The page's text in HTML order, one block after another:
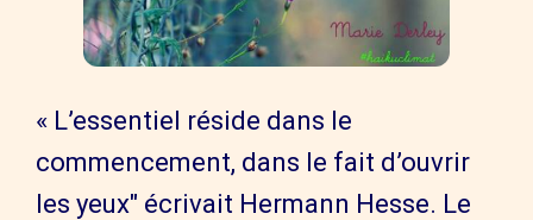
« L’essentiel réside dans le
commencement, dans le fait d’ouvrir
les yeux" écrivait Hermann Hesse. Le